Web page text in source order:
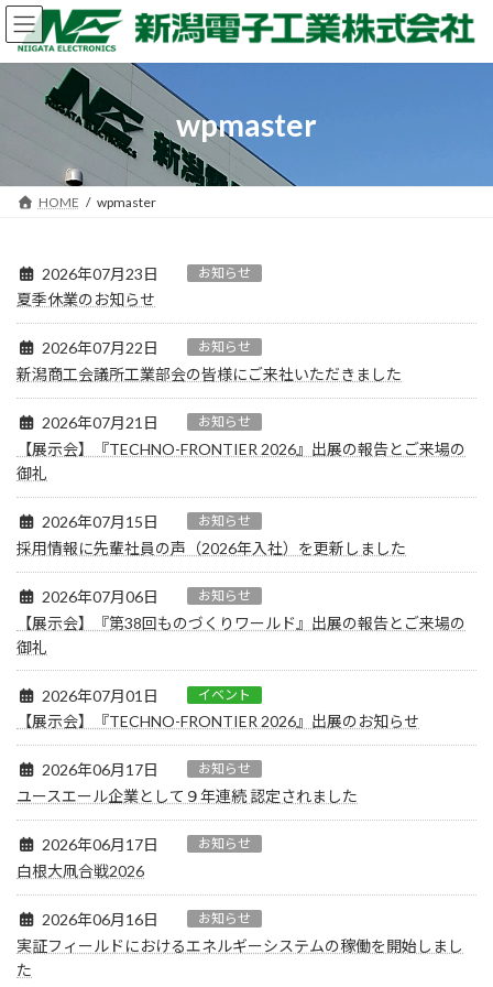
コ
ン
ッ
ナ
ビ
移
wpmaster
HOME wpmaster
2026年07月23日 お知らせ
夏季休業のお知らせ
2026年07月22日 お知らせ
新潟商工会議所工業部会の皆様にご来社いただきました
2026年07月21日 お知らせ
【展示会】『TECHNO-FRONTIER 2026』出展の報告とご来場の
御礼
2026年07月15日 お知らせ
採用情報に先輩社員の声（2026年入社）を更新しました
2026年07月06日 お知らせ
【展示会】『第38回ものづくりワールド』出展の報告とご来場の
御礼
2026年07月01日 イベント
【展示会】『TECHNO-FRONTIER 2026』出展のお知らせ
2026年06月17日 お知らせ
ユースエール企業として９年連続 認定されました
2026年06月17日 お知らせ
白根大凧合戦2026
2026年06月16日 お知らせ
実証フィールドにおけるエネルギーシステムの稼働を開始しまし
た